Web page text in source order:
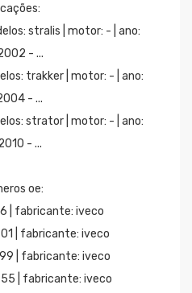
stralis | motor: - | ano:
- ...
trakker | motor: - | ano:
- ...
strator | motor: - | ano:
- ...
oe:
| fabricante: iveco
| fabricante: iveco
| fabricante: iveco
| fabricante: iveco